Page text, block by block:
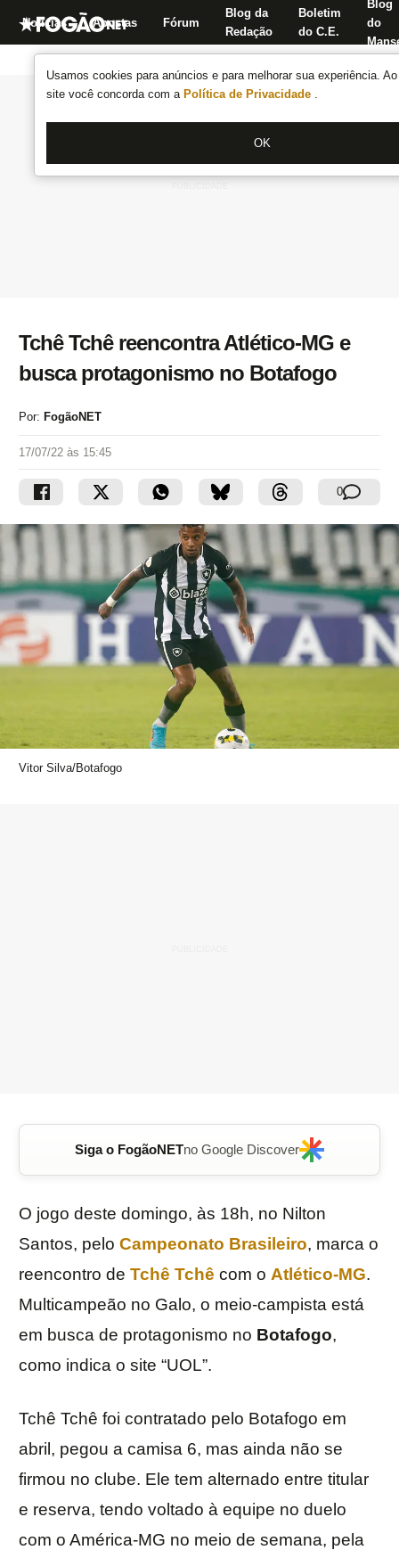
Usamos cookies para anúncios e para melhorar sua experiência.
site você concorda com a Política de Privacidade .
OK
Notícias Apostas Fórum
Blog da
Redação
Boletim
do C.E.
Blog
do
Tchê Tchê reencontra Atlético-MG e
busca protagonismo no Botafogo
Por: FogãoNET
17/07/22 às 15:45
0
Vitor Silva/Botafogo
Siga o FogãoNETno Google Discover
O jogo deste domingo, às 18h, no Nilton
Santos, pelo Campeonato Brasileiro, marca o
reencontro de Tchê Tchê com o Atlético-MG.
Multicampeão no Galo, o meio-campista está
em busca de protagonismo no Botafogo,
como indica o site “UOL”.
Tchê Tchê foi contratado pelo Botafogo em
abril, pegou a camisa 6, mas ainda não se
firmou no clube. Ele tem alternado entre titular
e reserva, tendo voltado à equipe no duelo
com o América-MG no meio de semana, pela